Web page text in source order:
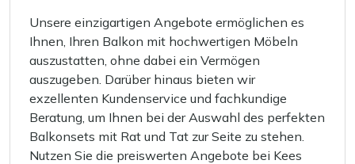
Unsere einzigartigen Angebote ermöglichen es
Ihnen, Ihren Balkon mit hochwertigen Möbeln
auszustatten, ohne dabei ein Vermögen
auszugeben. Darüber hinaus bieten wir
exzellenten Kundenservice und fachkundige
Beratung, um Ihnen bei der Auswahl des perfekten
Balkonsets mit Rat und Tat zur Seite zu stehen.
Nutzen Sie die preiswerten Angebote bei Kees